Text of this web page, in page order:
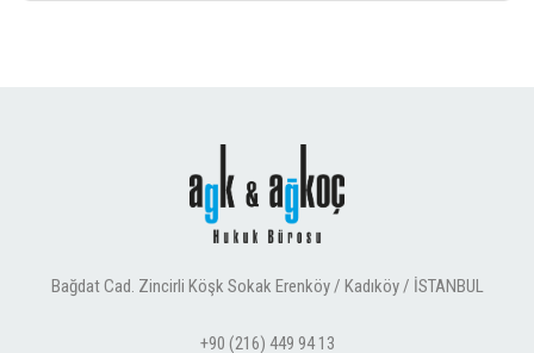
Bağdat Cad. Zincirli Köşk Sokak Erenköy / Kadıköy / İSTANBUL
+90 (216) 449 94 13